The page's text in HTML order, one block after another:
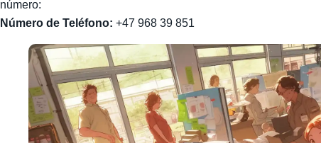
número:
Número de Teléfono: +47 968 39 851